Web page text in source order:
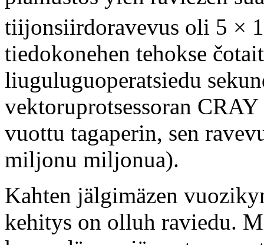
tiijonsiirdoravevus oli 5 ×
tiedokonehen tehokse
liuguluguoperatsiedu
vektoruprotsessoran
vuottu tagaperin, sen
miljonu miljonua).
Kahten jälgimäzen
kehitys on olluh raviedu.